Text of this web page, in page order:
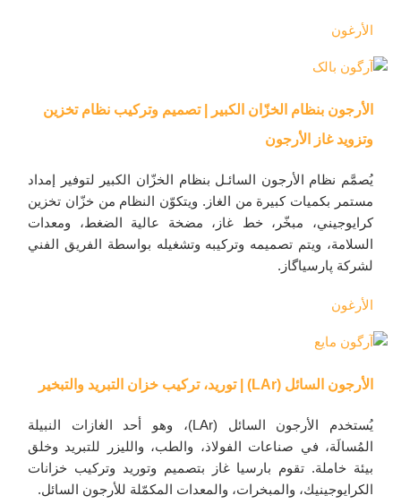
الأرغون
الأرجون بنظام الخزّان الكبير | تصميم وتركيب نظام تخزين
وتزويد غاز الأرجون
يُصمَّم نظام الأرجون السائـل بنظام الخزّان الكبير لتوفير إمداد
مستمر بكميات كبيرة من الغاز. ويتكوّن النظام من خزّان تخزين
كرايوجيني، مبخّر، خط غاز، مضخة عالية الضغط، ومعدات
السلامة، ويتم تصميمه وتركيبه وتشغيله بواسطة الفريق الفني
لشركة پارسیاگاز.
الأرغون
الأرجون السائل (LAr) | توريد، تركيب خزان التبريد والتبخير
يُستخدم الأرجون السائل (LAr)، وهو أحد الغازات النبيلة
المُسالَة، في صناعات الفولاذ، والطب، والليزر للتبريد وخلق
بيئة خاملة. تقوم بارسيا غاز بتصميم وتوريد وتركيب خزانات
الكرايوجينيك، والمبخرات، والمعدات المكمّلة للأرجون السائل.